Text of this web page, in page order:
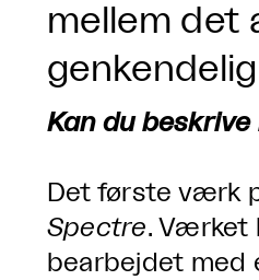
mellem det
Kan du
Det første værk
Spectre. Værket
bearbejdet med